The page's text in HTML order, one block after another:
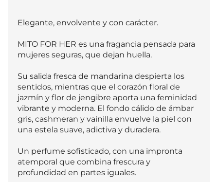
Elegante, envolvente y con carácter.
MITO FOR HER es una fragancia pensada para
mujeres seguras, que dejan huella.
Su salida fresca de mandarina despierta los
sentidos, mientras que el corazón floral de
jazmín y flor de jengibre aporta una feminidad
vibrante y moderna. El fondo cálido de ámbar
gris, cashmeran y vainilla envuelve la piel con
una estela suave, adictiva y duradera.
Un perfume sofisticado, con una impronta
atemporal que combina frescura y
profundidad en partes iguales.